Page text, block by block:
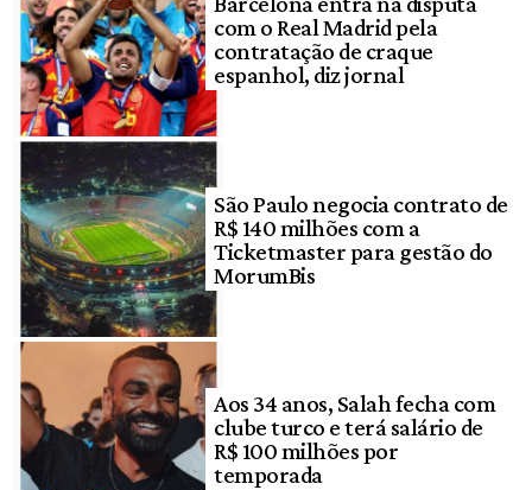
com o Real Madrid pela
contratação de craque
espanhol, diz jornal
São Paulo negocia contrato de
R$ 140 milhões com a
Ticketmaster para gestão do
MorumBis
Aos 34 anos, Salah fecha com
clube turco e terá salário de
R$ 100 milhões por
temporada